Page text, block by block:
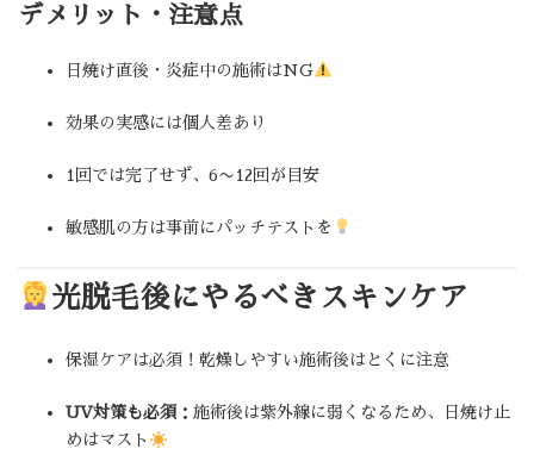
デメリット・注意点
日焼け直後・炎症中の施術はNG
効果の実感には個人差あり
1回では完了せず、6〜12回が目安
敏感肌の方は事前にパッチテストを
光脱毛後にやるべきスキンケア
保湿ケアは必須！乾燥しやすい施術後はとくに注意
UV対策も必須 ：施術後は紫外線に弱くなるため、日焼け止
めはマスト